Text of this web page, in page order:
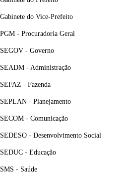
Gabinete do Vice-Prefeito
PGM - Procuradoria Geral
SEGOV - Governo
SEADM - Administração
SEFAZ - Fazenda
SEPLAN - Planejamento
SECOM - Comunicação
SEDESO - Desenvolvimento Social
SEDUC - Educação
SMS - Saúde